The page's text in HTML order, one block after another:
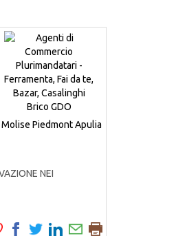
Molise PiedmontApulia
NEI